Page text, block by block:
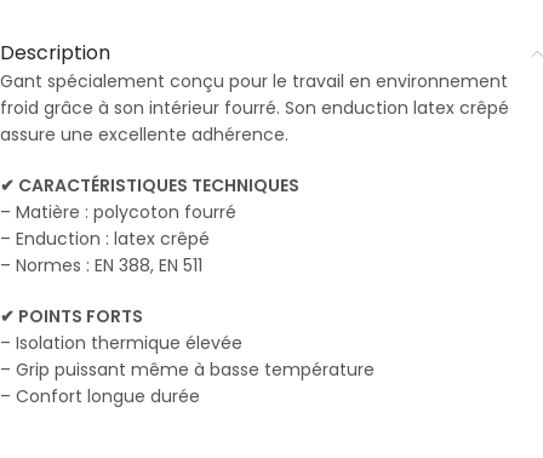
Description
Gant spécialement conçu pour le travail en environnement
froid grâce à son intérieur fourré. Son enduction latex crêpé
assure une excellente adhérence.
✔ CARACTÉRISTIQUES TECHNIQUES
– Matière : polycoton fourré
– Enduction : latex crêpé
– Normes : EN 388, EN 511
✔ POINTS FORTS
– Isolation thermique élevée
– Grip puissant même à basse température
– Confort longue durée